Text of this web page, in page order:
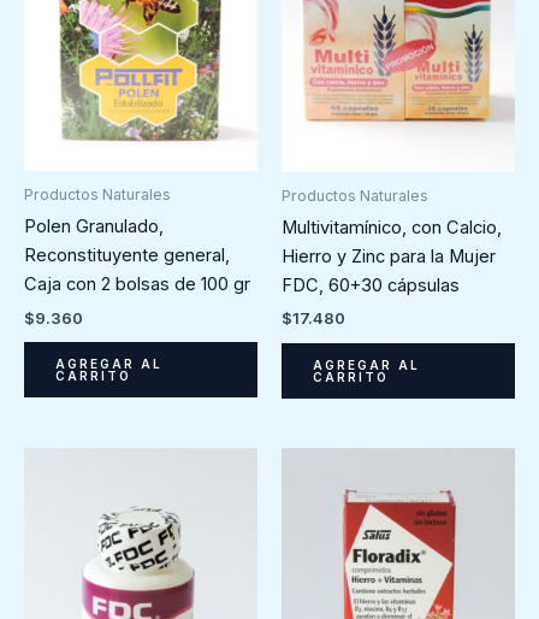
Productos Naturales
Polen Granulado,
Reconstituyente general,
Caja con 2 bolsas de 100 gr
$9.360
AGREGAR AL
CARRITO
Productos Naturales
Multivitamínico, con Calcio,
Hierro y Zinc para la Mujer
FDC, 60+30 cápsulas
$17.480
AGREGAR AL
CARRITO